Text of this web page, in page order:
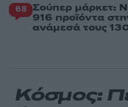
68 Σούπερ μάρκετ:
916 προϊόντα
ανάμεσά τους
Κόσμος: